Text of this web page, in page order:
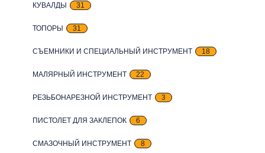
КУВАЛДЫ 31
ТОПОРЫ 31
СЪЕМНИКИ И СПЕЦИАЛЬНЫЙ ИНСТРУМЕНТ 18
МАЛЯРНЫЙ ИНСТРУМЕНТ 22
РЕЗЬБОНАРЕЗНОЙ ИНСТРУМЕНТ 3
ПИСТОЛЕТ ДЛЯ ЗАКЛЕПОК 6
СМАЗОЧНЫЙ ИНСТРУМЕНТ 8